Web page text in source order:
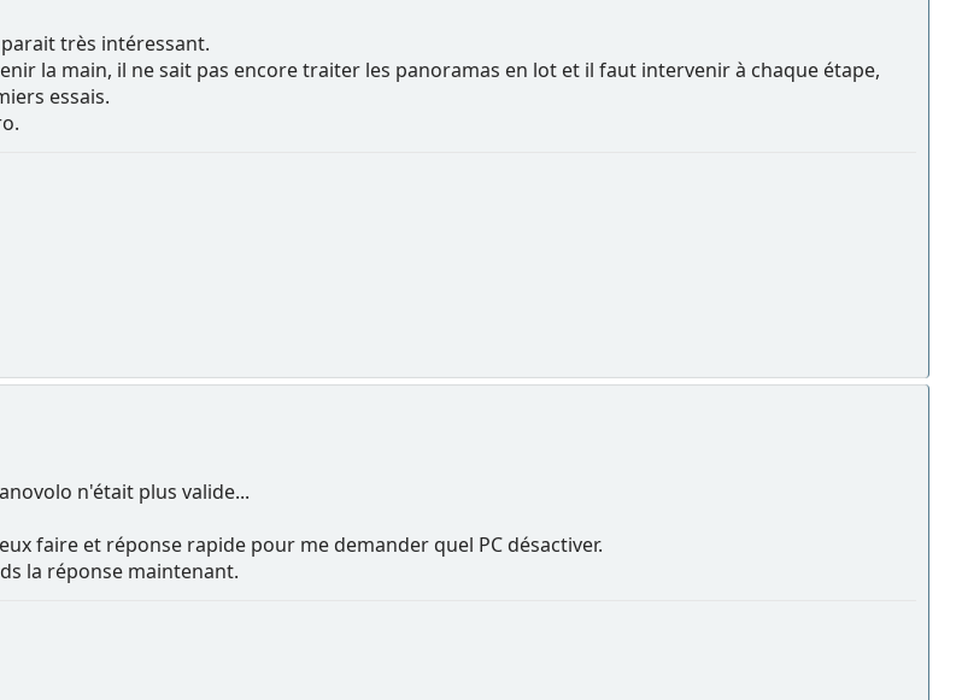
très intéressant.
la main, il ne sait pas encore traiter les panoramas en lot et il faut intervenir à chaque étape,
essais.
n'était plus valide...
faire et réponse rapide pour me demander quel PC désactiver.
la réponse maintenant.